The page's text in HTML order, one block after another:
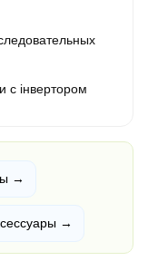
с інвертором
→
→